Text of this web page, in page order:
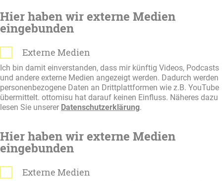
Hier haben wir externe Medien
eingebunden
Externe Medien
Ich bin damit einverstanden, dass mir künftig Videos, Podcasts
und andere externe Medien angezeigt werden. Dadurch werden
personenbezogene Daten an Drittplattformen wie z.B. YouTube
übermittelt. ottomisu hat darauf keinen Einfluss. Näheres dazu
lesen Sie unserer Datenschutzerklärung.
Hier haben wir externe Medien
eingebunden
Externe Medien